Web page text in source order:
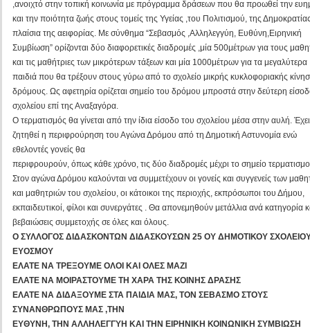
,ανοιχτό στην τοπική κοινωνία με πρόγραμμα δράσεων που θα προωθεί την
και την ποιότητα ζωής στους τομείς της Υγείας ,του Πολιτισμού, της
πλαίσια της αειφορίας. Με σύνθημα “Σεβασμός ,Αλληλεγγύη, Ευθύνη,Ειρηνική
Συμβίωση” ορίζονται δύο διαφορετικές διαδρομές ,μία 500μέτρων για τους
και τις μαθήτριες των μικρότερων τάξεων και μία 1000μέτρων για τα μεγαλύτερα
παιδιά που θα τρέξουν στους γύρω από το σχολείο μικρής κυκλοφοριακής
δρόμους. Ως αφετηρία ορίζεται σημείο του δρόμου μπροστά στην δεύτερη
σχολείου επί της Αναξαγόρα.
Ο τερματισμός θα γίνεται από την ίδια είσοδο του σχολείου μέσα στην αυλή. Έχει
ζητηθεί η περιφρούρηση του Αγώνα Δρόμου από τη Δημοτική Αστυνομία ενώ
εθελοντές γονείς θα
περιφρουρούν, όπως κάθε χρόνο, τις δύο διαδρομές μέχρι το σημείο
Στον αγώνα Δρόμου καλούνται να συμμετέχουν οι γονείς και συγγενείς των
και μαθητριών του σχολείου, οι κάτοικοι της περιοχής, εκπρόσωποι του Δήμου,
εκπαιδευτικοί, φίλοι και συνεργάτες . Θα απονεμηθούν μετάλλια ανά κατηγορία
βεβαιώσεις συμμετοχής σε όλες και όλους.
Ο ΣΥΛΛΟΓΟΣ ΔΙΔΑΣΚΟΝΤΩΝ ΔΙΔΑΣΚΟΥΣΩΝ 25 ΟΥ ΔΗΜΟΤΙΚΟΥ
ΕΥΟΣΜΟΥ
ΕΛΑΤΕ ΝΑ ΤΡΕΞΟΥΜΕ ΟΛΟΙ ΚΑΙ ΟΛΕΣ ΜΑΖΙ
ΕΛΑΤΕ ΝΑ ΜΟΙΡΑΣΤΟΥΜΕ ΤΗ ΧΑΡΑ ΤΗΣ ΚΟΙΝΗΣ ΔΡΑΣΗΣ
ΕΛΑΤΕ ΝΑ ΔΙΔΑΞΟΥΜΕ ΣΤΑ ΠΑΙΔΙΑ ΜΑΣ, ΤΟΝ ΣΕΒΑΣΜΟ ΣΤΟΥΣ
ΣΥΝΑΝΘΡΩΠΟΥΣ ΜΑΣ ,ΤΗΝ
ΕΥΘΥΝΗ, ΤΗΝ ΑΛΛΗΛΕΓΓΥΗ ΚΑΙ ΤΗΝ ΕΙΡΗΝΙΚΗ ΚΟΙΝΩΝΙΚΗ ΣΥΜΒΙΩΣΗ